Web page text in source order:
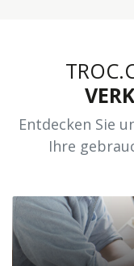
Entdecken Sie
Ihre